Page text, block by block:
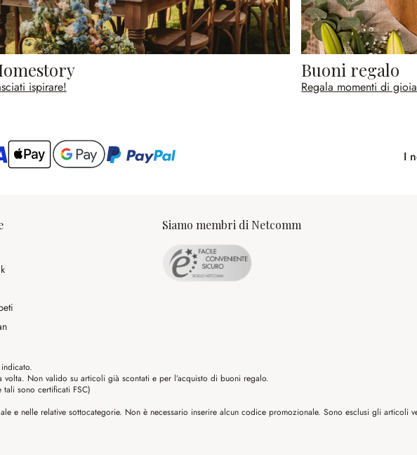
ispirare!
Buoni regalo
Regala momenti di gioia
I
Siamo membri di Netcomm
Non valido su articoli già scontati e per l’acquisto di buoni regalo.
sono certificati FSC)
nelle relative sottocategorie. Non è necessario inserire alcun codice promozionale. Sono esclusi gli articoli